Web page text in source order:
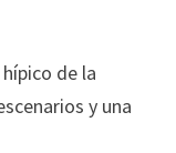
de la
y una